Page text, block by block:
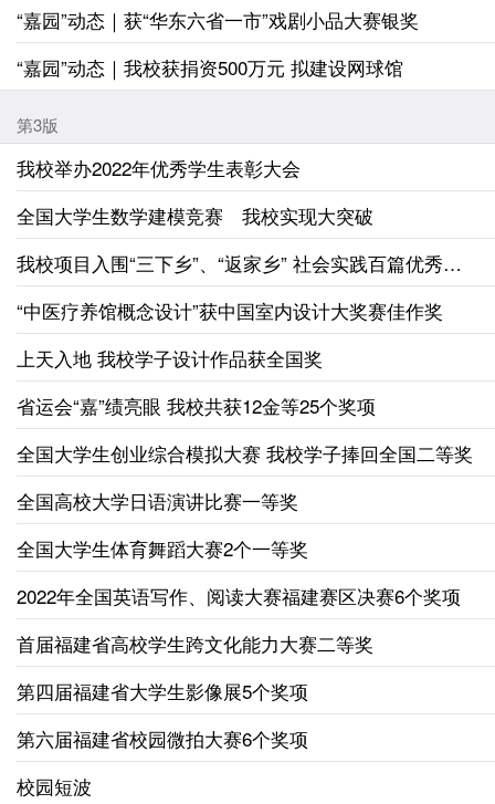
“嘉园”动态｜获“华东六省一市”戏剧小品大赛银奖
“嘉园”动态｜我校获捐资500万元 拟建设网球馆
第3版
我校举办2022年优秀学生表彰大会
全国大学生数学建模竞赛 我校实现大突破
我校项目入围“三下乡”、“返家乡” 社会实践百篇优秀调研报告
“中医疗养馆概念设计”获中国室内设计大奖赛佳作奖
上天入地 我校学子设计作品获全国奖
省运会“嘉”绩亮眼 我校共获12金等25个奖项
全国大学生创业综合模拟大赛 我校学子捧回全国二等奖
全国高校大学日语演讲比赛一等奖
全国大学生体育舞蹈大赛2个一等奖
2022年全国英语写作、阅读大赛福建赛区决赛6个奖项
首届福建省高校学生跨文化能力大赛二等奖
第四届福建省大学生影像展5个奖项
第六届福建省校园微拍大赛6个奖项
校园短波